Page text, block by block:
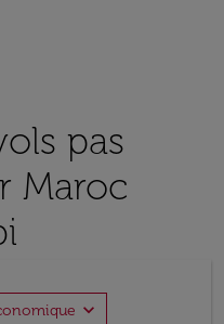
pas
Maroc
expand_more